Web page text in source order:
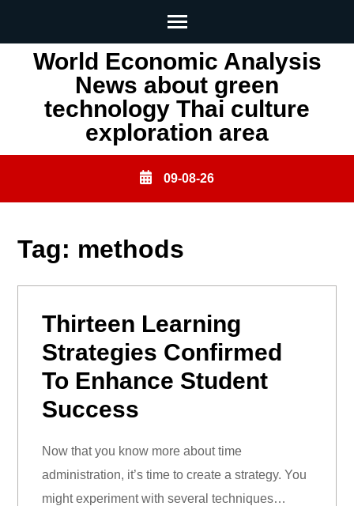
World Economic Analysis
News about green
technology Thai culture
exploration area
09-08-26
Tag: methods
Thirteen Learning
Strategies Confirmed
To Enhance Student
Success
Now that you know more about time
administration, it’s time to create a strategy. You
might experiment with several techniques…